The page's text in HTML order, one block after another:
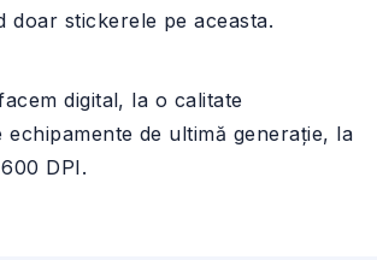
doar stickerele pe aceasta.
digital, la o calitate
de ultimă generație, la
DPI.